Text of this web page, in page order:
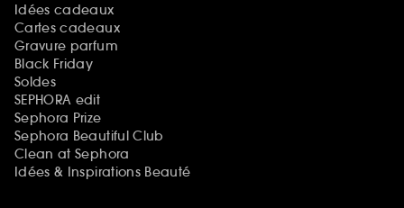
Idées cadeaux
Cartes cadeaux
Gravure parfum
Black Friday
Soldes
SEPHORA edit
Sephora Prize
Sephora Beautiful Club
Clean at Sephora
Idées & Inspirations Beauté